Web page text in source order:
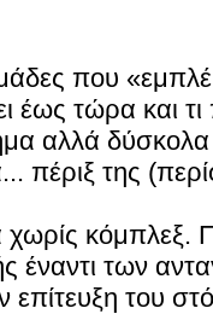
που
έως τώρα και
αλλά δύσκολα
πέριξ της
κόμπλεξ.
έναντι των
επίτευξη του